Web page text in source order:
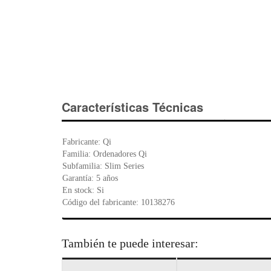
Características Técnicas
Fabricante: Qi
Familia: Ordenadores Qi
Subfamilia: Slim Series
Garantía: 5 años
En stock: Si
Código del fabricante: 10138276
También te puede interesar: